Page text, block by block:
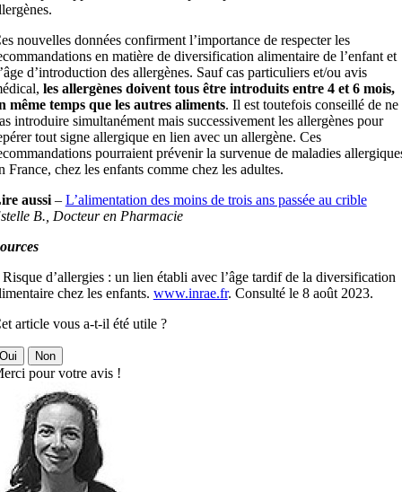
nouvelles données confirment l’importance de respecter les
en matière de diversification alimentaire de l’enfant et
d’introduction des allergènes. Sauf cas particuliers et/ou avis
les allergènes doivent tous être introduits entre 4 et 6 mois,
même temps que les autres aliments. Il est toutefois conseillé de ne
introduire simultanément mais successivement les allergènes pour
tout signe allergique en lien avec un allergène. Ces
pourraient prévenir la survenue de maladies
France, chez les enfants comme chez les adultes.
aussi– L’alimentation des moins de trois ans passée au crible
B., Docteur en Pharmacie
d’allergies : un lien établi avec l’âge tardif de la diversification
chez les enfants. www.inrae.fr. Consulté le 8 août 2023.
article vous a-t-il été utile ?
Non
pour votre avis !